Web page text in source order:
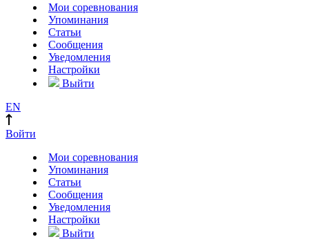
Мои соревнования
Упоминания
Статьи
Сообщения
Уведомления
Настройки
Выйти
EN
Войти
Мои соревнования
Упоминания
Статьи
Сообщения
Уведомления
Настройки
Выйти